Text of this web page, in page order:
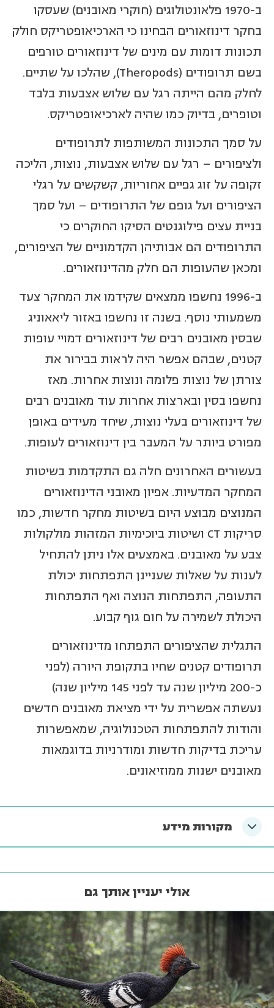
ב-1970 פלאונטולוגים (חוקרי מאובנים) שעסקו
בחקר דינוזאורים הבחינו כי הארכיאופטריקס חולק
תכונות דומות עם מינים של דינוזאורים טורפים
בשם תרופודים (Theropods), שהלכו על שתיים.
לחלק מהם הייתה רגל עם שלוש אצבעות בלבד
וטופרים, בדיוק כמו שהיה לארכיאופטריקס.
על סמך התכונות המשותפות לתרופודים
ולציפורים – רגל עם שלוש אצבעות, נוצות, הליכה
זקופה על זוג גפיים אחוריות, קשקשים על רגלי
הציפורים ועל גופם של התרופודים – ועל סמך
בניית עצים פילוגנטים הסיקו החוקרים כי
התרופודים הם אבותיהן הקדמוניים של הציפורים,
ומכאן שהעופות הם חלק מהדינוזאורים.
ב-1996 נחשפו ממצאים שקידמו את המחקר צעד
משמעותי נוסף. בשנה זו נחשפו באזור ליאאוניג
שבסין מאובנים רבים של דינוזאורים דמויי עופות
קטנים, שבהם אפשר היה לראות בבירור את
צורתן של נוצות פלומה ונוצות אחרות. מאז
נחשפו בסין ובארצות אחרות עוד מאובנים רבים
של דינוזאורים בעלי נוצות, שיחד מעידים באופן
מפורט ביותר על המעבר בין דינוזאורים לעופות.
בעשורים האחרונים חלה גם התקדמות בשיטות
המחקר המדעיות. אפיון מאובני הדינוזאורים
המנוצים מבוצע היום בשיטות מחקר חדשות, כמו
סריקות CT ושיטות ביוכימיות המזהות מולקולות
צבע על מאובנים. באמצעים אלו ניתן להתחיל
לענות על שאלות שעניינן התפתחות יכולת
התעופה, התפתחות הנוצה ואף התפתחות
היכולת לשמירה על חום גוף קבוע.
התגלית שהציפורים התפתחו מדינוזאורים
תרופודים קטנים שחיו בתקופת היורה (לפני
כ-200 מיליון שנה עד לפני 145 מיליון שנה)
נעשתה אפשרית על ידי מציאת מאובנים חדשים
והודות להתפתחות הטכנולוגיה, שמאפשרות
עריכת בדיקות חדשות ומודרניות בדוגמאות
מאובנים ישנות ממוזיאונים.
מקורות מידע
אולי יעניין אותך גם